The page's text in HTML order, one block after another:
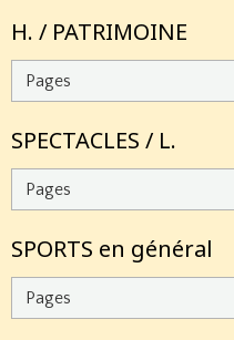
H. / PATRIMOINE
SPECTACLES / L.
SPORTS en général